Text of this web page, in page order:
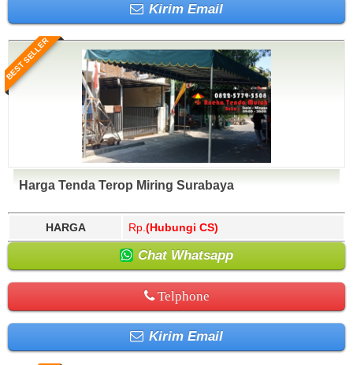
Kirim Email
BEST SELLER
Harga Tenda Terop Miring Surabaya
HARGA Rp. (Hubungi CS)
Chat Whatsapp
Telphone
Kirim Email